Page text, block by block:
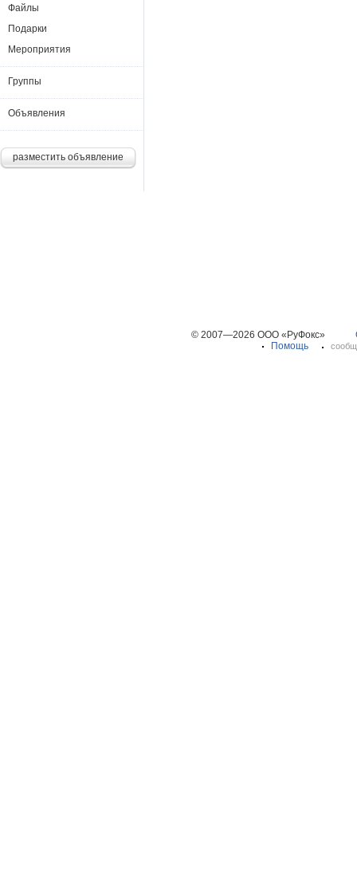
Файлы
Подарки
Мероприятия
Группы
Объявления
разместить объявление
© 2007—2026 ООО «РуФокс»
Помощь